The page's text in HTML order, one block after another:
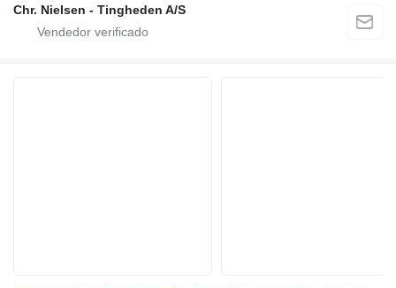
Chr. Nielsen - Tingheden A/S